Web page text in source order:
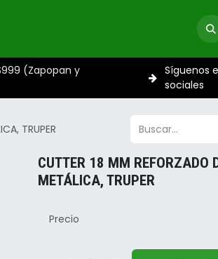
(Zapopan y
Síguenos
sociales
TRUPER
CUTTER 18 MM REFORZADO
METÁLICA, TRUPER
Precio